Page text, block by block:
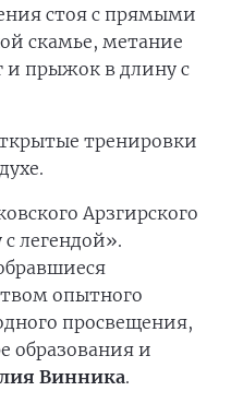
стоя с прямыми
скамье, метание
и прыжок в длину с
тренировки
Арзгирского
легендой».
опытного
просвещения,
образования и
Винника.